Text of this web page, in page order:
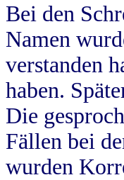
Bei den
Namen
verstanden
haben.
Die
Fällen bei
wurden